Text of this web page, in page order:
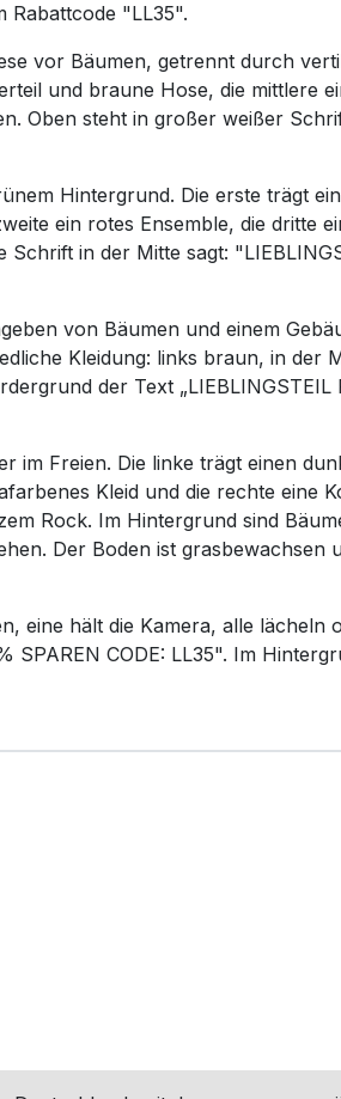
Rabattcode "LL35".
vor Bäumen, getrennt durch
und braune Hose, die mittlere
Oben steht in großer weißer
Hintergrund. Die erste trägt
ein rotes Ensemble, die dritte
Schrift in der Mitte sagt:
von Bäumen und einem
Kleidung: links braun, in der
der Text „LIEBLINGSTEIL
im Freien. Die linke trägt einen
Kleid und die rechte eine
Rock. Im Hintergrund sind
Der Boden ist grasbewachsen
eine hält die Kamera, alle lächeln
SPAREN CODE: LL35". Im